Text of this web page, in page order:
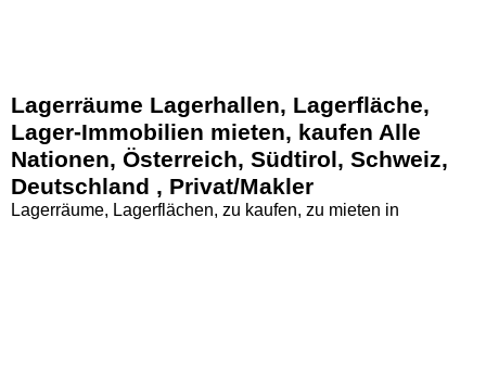
Lagerräume Lagerhallen, Lagerfläche,
Lager-Immobilien mieten, kaufen Alle
Nationen, Österreich, Südtirol, Schweiz,
Deutschland , Privat/Makler
Lagerräume, Lagerflächen, zu kaufen, zu mieten in